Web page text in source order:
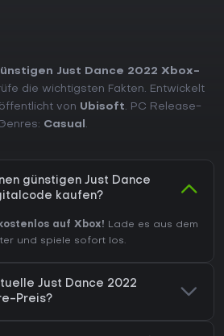
Just Dance 2022 Xbox-
die wichtigsten Fakten. Entwickelt
von Ubisoft. PC Release-
Casual .
günstigen Just Dance
kaufen?
auf Xbox! Lade es aus dem
und spiele sofort los.
Just Dance 2022
Preis?